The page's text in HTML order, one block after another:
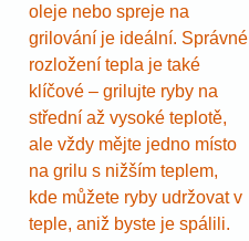
oleje nebo spreje na
grilování je ideální. Správné
rozložení tepla je také
klíčové – grilujte ryby na
střední až vysoké teplotě,
ale vždy mějte jedno místo
na grilu s nižším teplem,
kde můžete ryby udržovat v
teple, aniž byste je spálili.